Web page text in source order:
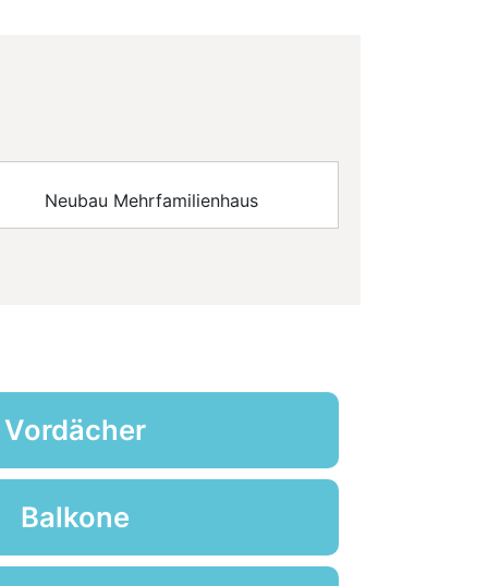
Neubau Mehrfamilienhaus
Vordächer
Balkone